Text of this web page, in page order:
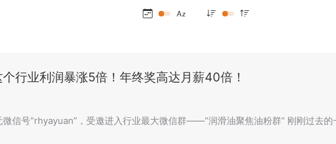
行业利润暴涨5倍！年终奖高达月薪40倍！
微信号“rhyayuan”，受邀进入行业最大微信群——“润滑油聚焦油粉群” 刚刚过去